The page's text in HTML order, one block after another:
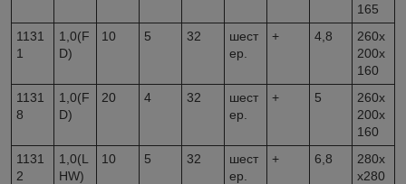
165
1131
1
1,0(F
D)
10 5 32
шест
ер.
+ 4,8
260х
200х
160
1131
8
1,0(F
D)
20 4 32
шест
ер.
+ 5
260х
200х
160
1131
2
1,0(L
HW)
10 5 32
шест
ер.
+ 6,8
280х
х280